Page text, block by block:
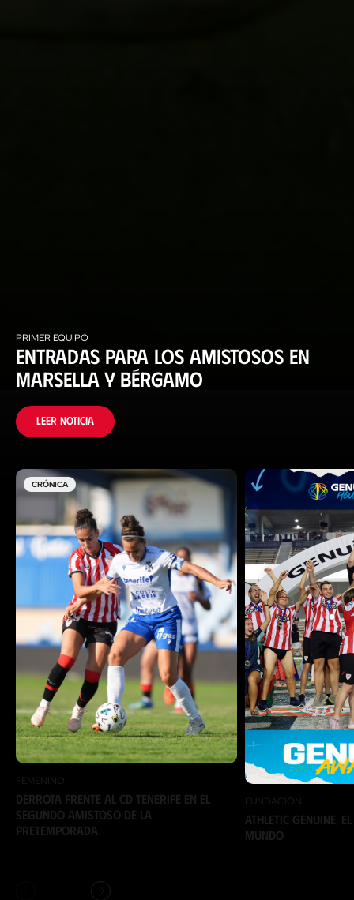
PRIMER EQUIPO
Entradas para los amistosos en
Marsella y Bérgamo
Leer noticia
CRÓNICA
FEMENINO
Derrota frente al CD Tenerife en el
segundo amistoso de la
pretemporada
FUNDACIÓN
Athletic Genuine,
mundo
Siguiente